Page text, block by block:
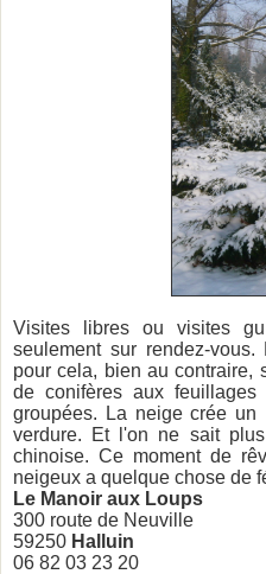
Visites libres ou visites
seulement sur rendez-
pour cela, bien au contraire,
de conifères aux feuillages
groupées. La neige crée
verdure. Et l'on ne sait
chinoise. Ce moment de
neigeux a quelque chose de
Le Manoir aux Loups
300 route de Neuville
59250 Halluin
06 82 03 23 20